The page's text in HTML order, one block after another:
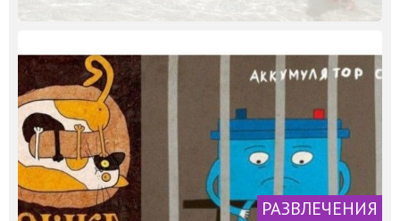
РАЗВЛЕЧЕНИЯ